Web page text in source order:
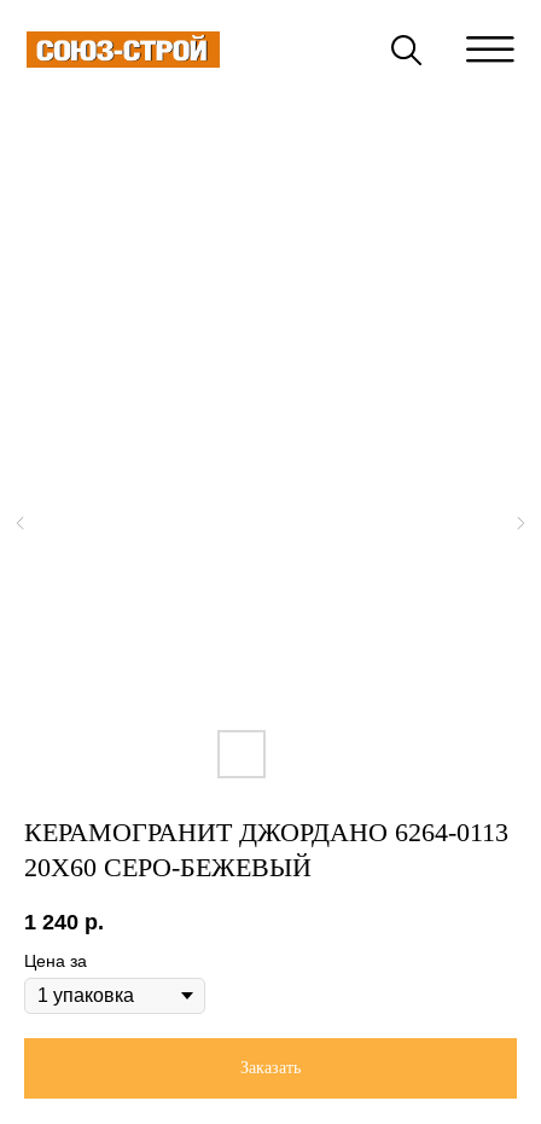
КЕРАМОГРАНИТ ДЖОРДАНО 6264-0113
20X60 СЕРО-БЕЖЕВЫЙ
1 240 р.
Цена за
Заказать